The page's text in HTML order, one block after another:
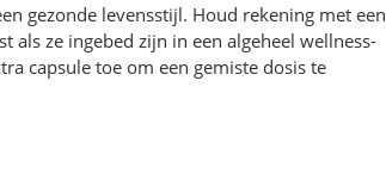
gezonde levensstijl. Houd rekening met een
als ze ingebed zijn in een algeheel wellness-
capsule toe om een gemiste dosis te